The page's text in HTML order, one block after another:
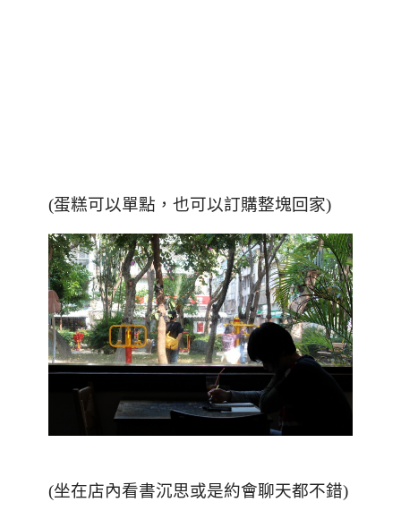
(蛋糕可以單點，也可以訂購整塊回家)
(坐在店內看書沉思或是約會聊天都不錯)